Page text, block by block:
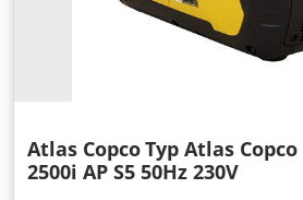
Atlas CopcoTyp Atlas Copco
2500i AP S5 50Hz 230V